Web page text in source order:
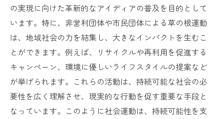
の実現に向けた革新的なアイディアの普及を目的として
います。特に、非営利団体や市民団体による草の根運動
は、地域社会の力を結集し、大きなインパクトを生むこ
とができます。例えば、リサイクルや再利用を促進する
キャンペーン、環境に優しいライフスタイルの提案など
が挙げられます。これらの活動は、持続可能な社会の必
要性を広く理解させ、現実的な行動を促す重要な手段と
なっています。このように社会運動は、持続可能性を支